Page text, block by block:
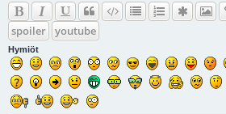
spoiler youtube
Hymiöt